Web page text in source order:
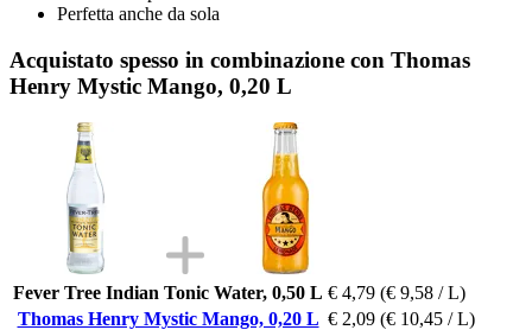
Perfetta anche da sola
Acquistato spesso in combinazione con Thomas
Henry Mystic Mango, 0,20 L
Fever Tree Indian Tonic Water, 0,50 L € 4,79 (€ 9,58 / L)
Thomas Henry Mystic Mango, 0,20 L € 2,09 (€ 10,45 / L)